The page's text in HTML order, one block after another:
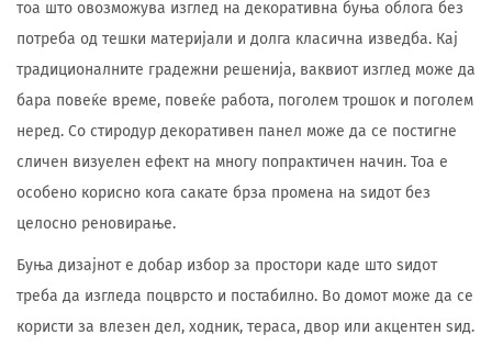
тоа што овозможува изглед на декоративна буња облога без
потреба од тешки материјали и долга класична изведба. Кај
традиционалните градежни решенија, ваквиот изглед може да
бара повеќе време, повеќе работа, поголем трошок и поголем
неред. Со стиродур декоративен панел може да се постигне
сличен визуелен ефект на многу попрактичен начин. Тоа е
особено корисно кога сакате брза промена на ѕидот без
целосно реновирање.
Буња дизајнот е добар избор за простори каде што ѕидот
треба да изгледа поцврсто и постабилно. Во домот може да се
користи за влезен дел, ходник, тераса, двор или акцентен ѕид.